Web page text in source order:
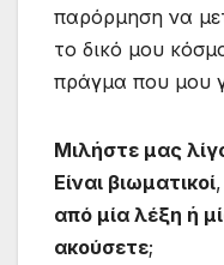
παρόρμηση να
το δικό μου
πράγμα που μου
Μιλήστε μας
Είναι βιωματικοί,
από μία λέξη ή
ακούσετε;